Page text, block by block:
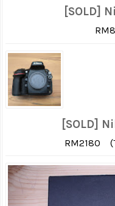
[SOLD]
[SOLD]
RM2180